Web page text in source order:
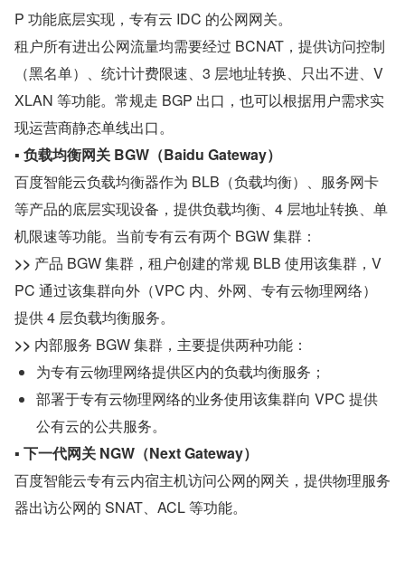
P 功能底层实现，专有云 IDC 的公网网关。
租户所有进出公网流量均需要经过 BCNAT，提供访问控制
（黑名单）、统计计费限速、3 层地址转换、只出不进、V
XLAN 等功能。常规走 BGP 出口，也可以根据用户需求实
现运营商静态单线出口。
▪ 负载均衡网关 BGW（Baidu Gateway）
百度智能云负载均衡器作为 BLB（负载均衡）、服务网卡
等产品的底层实现设备，提供负载均衡、4 层地址转换、单
机限速等功能。当前专有云有两个 BGW 集群：
>> 产品 BGW 集群，租户创建的常规 BLB 使用该集群，V
PC 通过该集群向外（VPC 内、外网、专有云物理网络）
提供 4 层负载均衡服务。
>> 内部服务 BGW 集群，主要提供两种功能：
为专有云物理网络提供区内的负载均衡服务；
部署于专有云物理网络的业务使用该集群向 VPC 提供
公有云的公共服务。
▪ 下一代网关 NGW（Next Gateway）
百度智能云专有云内宿主机访问公网的网关，提供物理服务
器出访公网的 SNAT、ACL 等功能。